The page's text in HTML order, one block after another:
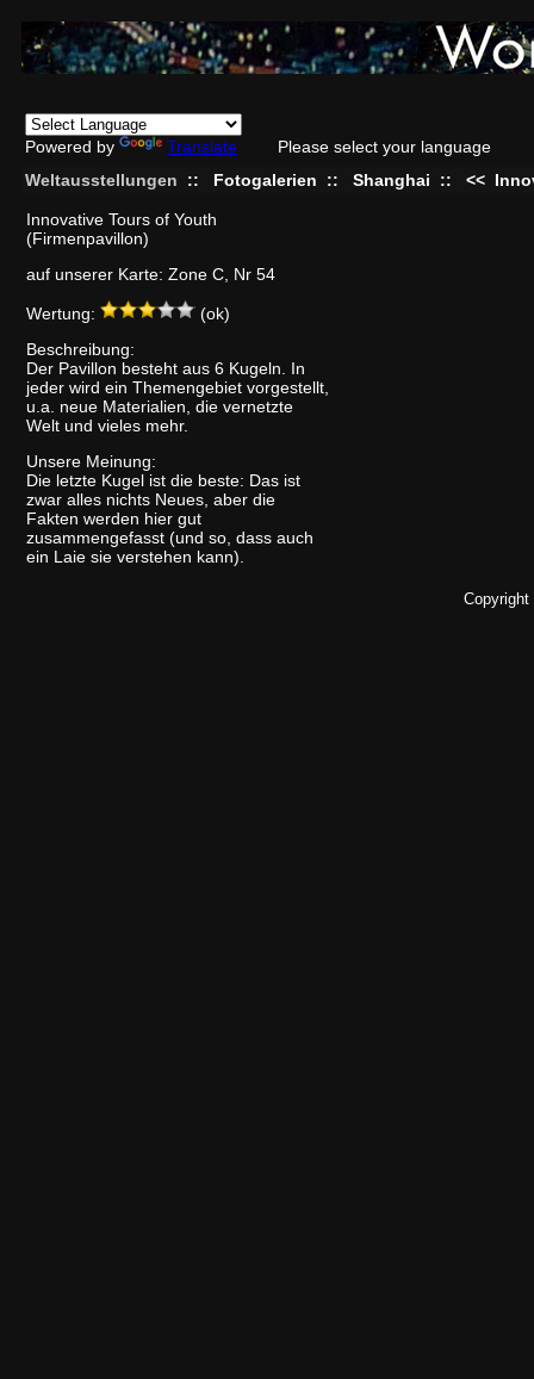
Powered by Translate
Please select your language
Weltausstellungen
:: Fotogalerien :: Shanghai :: <<
Innovative Tours of Youth
(Firmenpavillon)
auf unserer Karte: Zone C, Nr 54
Wertung:
(ok)
Beschreibung:
Der Pavillon besteht aus 6 Kugeln. In
jeder wird ein Themengebiet vorgestellt,
u.a. neue Materialien, die vernetzte
Welt und vieles mehr.
Unsere Meinung:
Die letzte Kugel ist die beste: Das ist
zwar alles nichts Neues, aber die
Fakten werden hier gut
zusammengefasst (und so, dass auch
ein Laie sie verstehen kann).